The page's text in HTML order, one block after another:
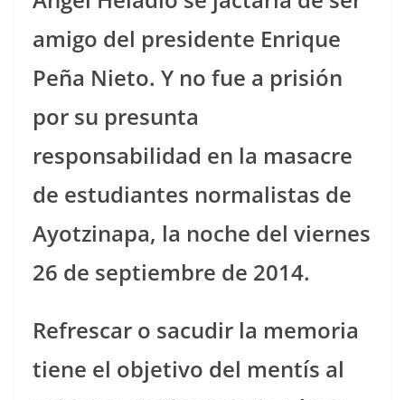
amigo del presidente Enrique
Peña Nieto. Y no fue a prisión
por su presunta
responsabilidad en la masacre
de estudiantes normalistas de
Ayotzinapa, la noche del viernes
26 de septiembre de 2014.
Refrescar o sacudir la memoria
tiene el objetivo del mentís al